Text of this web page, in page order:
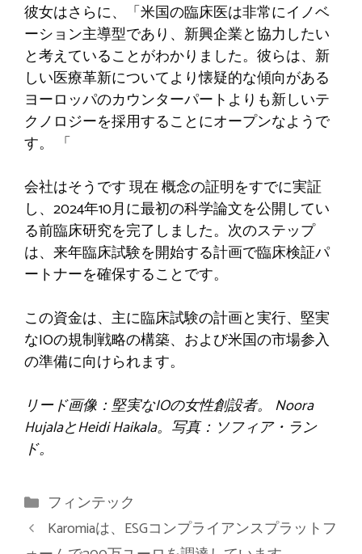
彼女はさらに、「米国の臨床医は非常にイノベ
ーション主導型であり、新興企業と協力したい
と考えていることがわかりました。彼らは、新
しい医療革新についてより懐疑的な傾向がある
ヨーロッパのカウンターパートよりも新しいテ
クノロジーを採用することにオープンなようで
す。 「
会社はそうです現在概念の証明をすでに実証
し、2024年10月に最初の科学論文を公開してい
る前臨床研究を完了しました。次のステップ
は、来年臨床試験を開始する計画で臨床検証パ
ートナーを確保することです。
この資金は、主に臨床試験の計画と実行、堅実
なIOの規制戦略の構築、および米国の市場参入
の準備に向けられます。
リード画像：堅実なIOの女性創設者。 Noora
HujalaとHeidi Haikala。写真：ソフィア・ラン
ド。
カ
テ
ゴ
フィンテック
Karomiaは、ESGコンプライアンスプラットフ